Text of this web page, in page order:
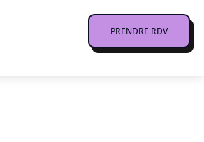
PRENDRE RDV